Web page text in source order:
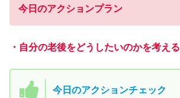
今日のアクションプラン
・自分の老後をどうしたいのかを考える
今日のアクションチェック